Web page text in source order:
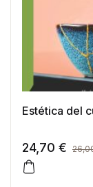
Estética del
24,70 €